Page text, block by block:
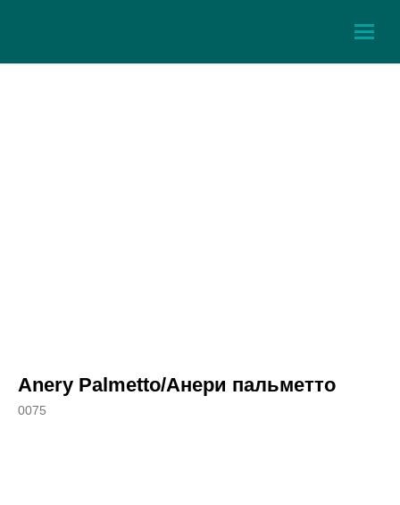
Anery Palmetto/Анери пальметто
0075